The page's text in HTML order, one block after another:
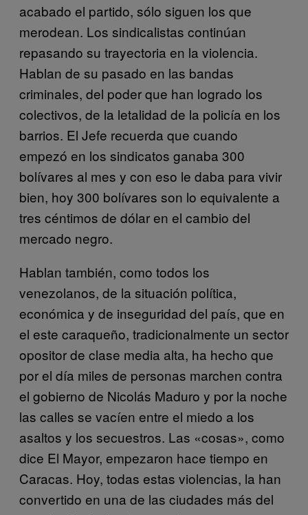
acabado el partido, sólo siguen los que
merodean. Los sindicalistas continúan
repasando su trayectoria en la violencia.
Hablan de su pasado en las bandas
criminales, del poder que han logrado los
colectivos, de la letalidad de la policía en los
barrios. El Jefe recuerda que cuando
empezó en los sindicatos ganaba 300
bolívares al mes y con eso le daba para vivir
bien, hoy 300 bolívares son lo equivalente a
tres céntimos de dólar en el cambio del
mercado negro.
Hablan también, como todos los
venezolanos, de la situación política,
económica y de inseguridad del país, que en
el este caraqueño, tradicionalmente un sector
opositor de clase media alta, ha hecho que
por el día miles de personas marchen contra
el gobierno de Nicolás Maduro y por la noche
las calles se vacíen entre el miedo a los
asaltos y los secuestros. Las «cosas», como
dice El Mayor, empezaron hace tiempo en
Caracas. Hoy, todas estas violencias, la han
convertido en una de las ciudades más del